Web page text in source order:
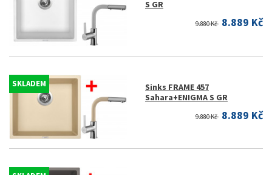
S GR
9.880 Kč 8.889 Kč
SKLADEM
Sinks FRAME 457
Sahara+ENIGMA S GR
9.880 Kč 8.889 Kč